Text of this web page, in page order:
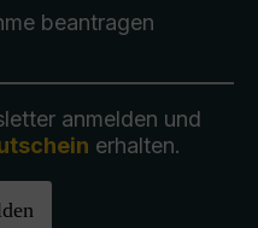
beantragen
anmelden und
erhalten.